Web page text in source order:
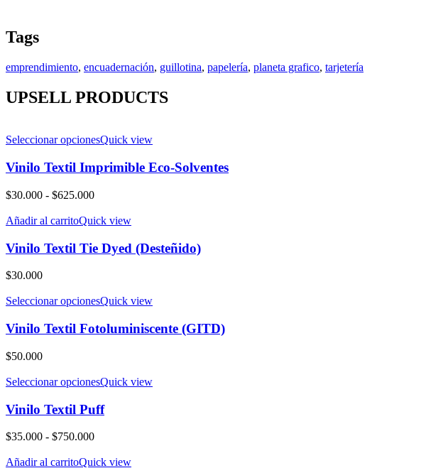
Tags
emprendimiento, encuadernación, guillotina, papelería, planeta grafico, tarjetería
UPSELL PRODUCTS
Seleccionar opcionesQuick view
Vinilo Textil Imprimible Eco-Solventes
$30.000 - $625.000Rango
precios:
$30.000
hasta
Añadir al carritoQuick view
Vinilo Textil Tie Dyed (Desteñido)
$30.000
Seleccionar opcionesQuick view
Vinilo Textil Fotoluminiscente (GITD)
$50.000
Seleccionar opcionesQuick view
Vinilo Textil Puff
$35.000 - $750.000Rango
precios:
Añadir al carritoQuick view